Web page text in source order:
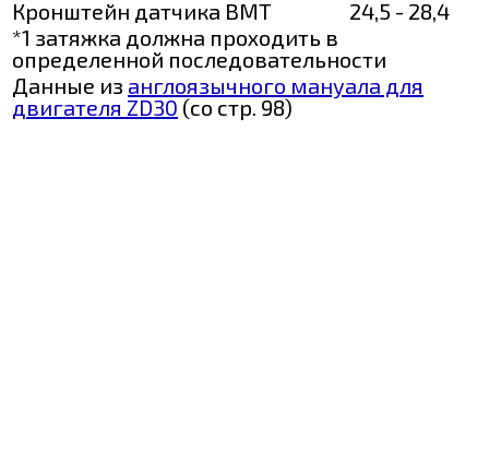
Кронштейн датчика ВМТ
24,5 - 28,4
*1 затяжка должна проходить в
определенной последовательности
Данные из англоязычного мануала для
двигателя ZD30 (со стр. 98)